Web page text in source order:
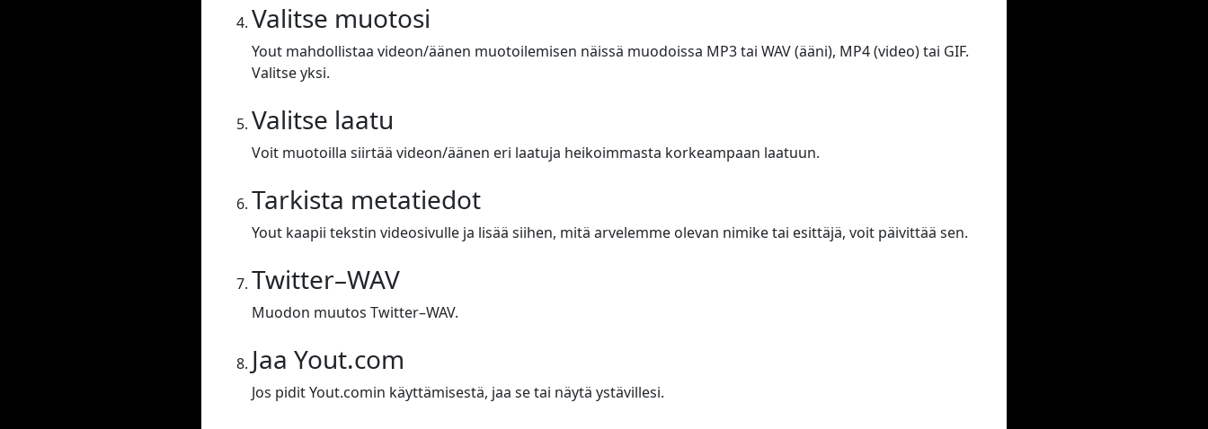
Valitse muotosi
Yout mahdollistaa videon/äänen muotoilemisen näissä muodoissa MP3 tai WAV (ääni), MP4 (video) tai GIF.
Valitse yksi.
Valitse laatu
Voit muotoilla siirtää videon/äänen eri laatuja heikoimmasta korkeampaan laatuun.
Tarkista metatiedot
Yout kaapii tekstin videosivulle ja lisää siihen, mitä arvelemme olevan nimike tai esittäjä, voit päivittää sen.
Twitter–WAV
Muodon muutos Twitter–WAV.
Jaa Yout.com
Jos pidit Yout.comin käyttämisestä, jaa se tai näytä ystävillesi.